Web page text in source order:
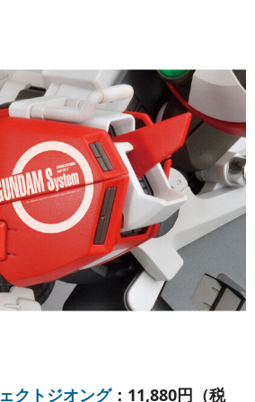
クトジオング：11,880円（税